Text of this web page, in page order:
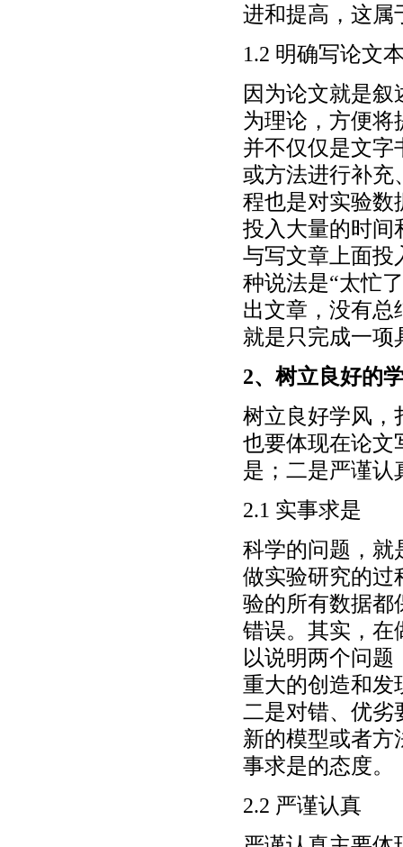
进和提高，这属
1.2 明确写论文
因为论文就是
为理论，方便
并不仅仅是文字
或方法进行补充
程也是对实验数
投入大量的时间
与写文章上面投
种说法是“太忙
出文章，没有总
就是只完成一项
2、树立良好的
树立良好学风，
也要体现在论文
是；二是严谨认
2.1 实事求是
科学的问题，就
做实验研究的过
验的所有数据都
错误。其实，在
以说明两个问
重大的创造和发
二是对错、优劣
新的模型或者方
事求是的态度。
2.2 严谨认真